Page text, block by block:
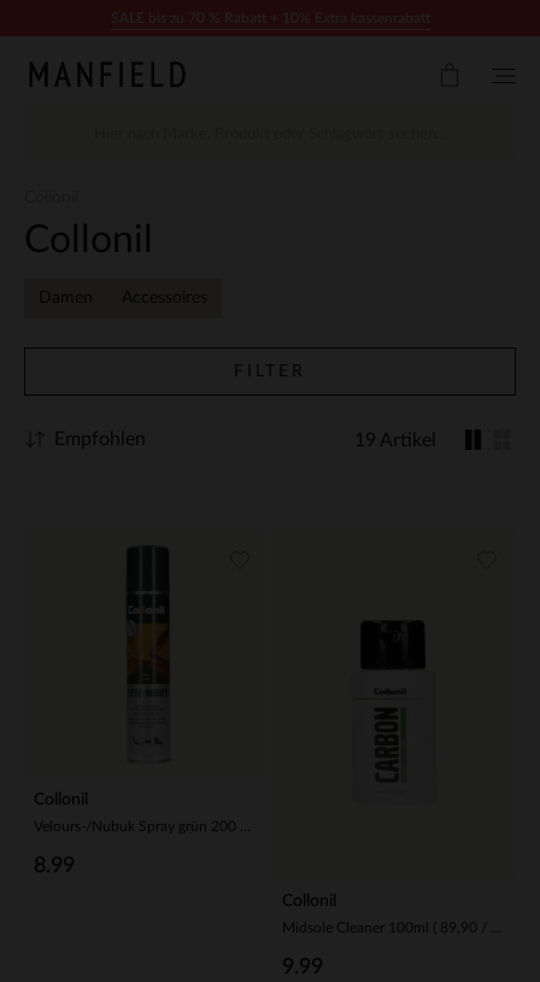
Collonil
Damen Accessoires
FILTER
19 Artikel
Empfohlen
Collonil
8.99
Collonil
9.99